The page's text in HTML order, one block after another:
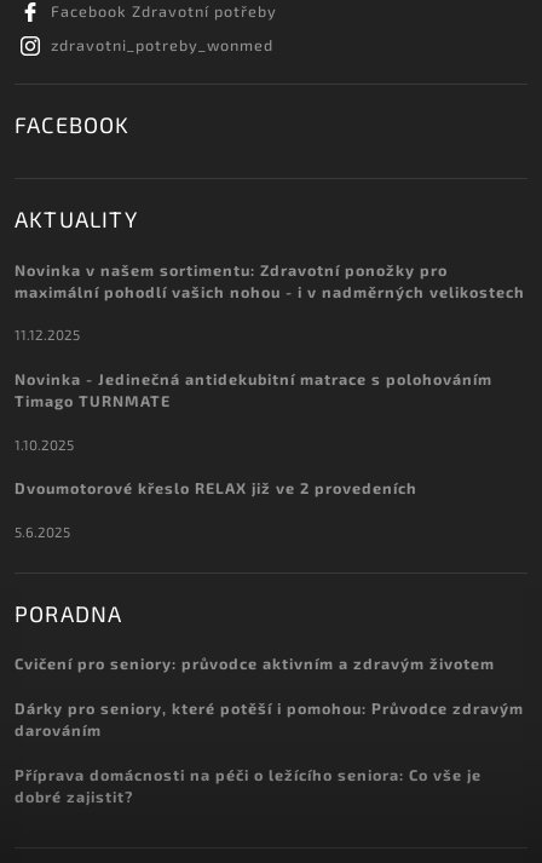
Facebook Zdravotní potřeby
zdravotni_potreby_wonmed
FACEBOOK
AKTUALITY
Novinka v našem sortimentu: Zdravotní ponožky pro
maximální pohodlí vašich nohou - i v nadměrných velikostech
11.12.2025
Novinka - Jedinečná antidekubitní matrace s polohováním
Timago TURNMATE
1.10.2025
Dvoumotorové křeslo RELAX již ve 2 provedeních
5.6.2025
PORADNA
Cvičení pro seniory: průvodce aktivním a zdravým životem
Dárky pro seniory, které potěší i pomohou: Průvodce zdravým
darováním
Příprava domácnosti na péči o ležícího seniora: Co vše je
dobré zajistit?